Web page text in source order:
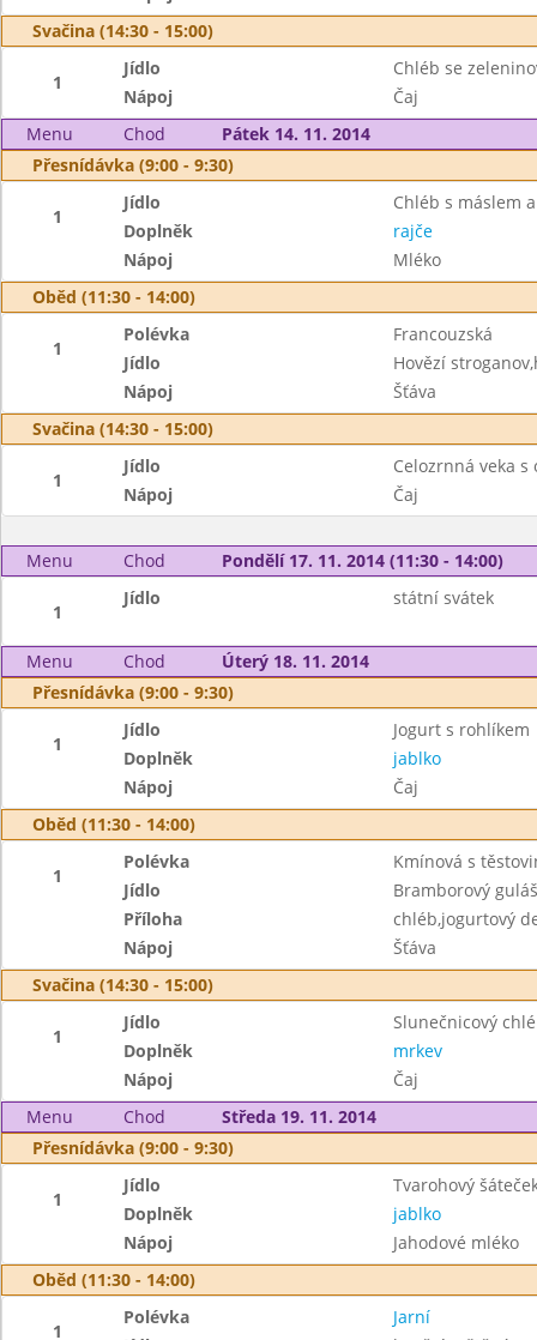
Svačina (14:30 - 15:00)
1
Jídlo
Chléb se
Nápoj
Čaj
Menu
Chod
Pátek 14. 11. 2014
Přesnídávka (9:00 - 9:30)
1
Jídlo
Chléb s máslem
Doplněk
rajče
Nápoj
Mléko
Oběd (11:30 - 14:00)
1
Polévka
Francouzská
Jídlo
Hovězí
Nápoj
Šťáva
Svačina (14:30 - 15:00)
1
Jídlo
Celozrnná veka
Nápoj
Čaj
Menu Chod Pondělí 17. 11. 2014 (11:30 - 14:00)
1
Jídlo státní svátek
Menu Chod
Úterý 18. 11. 2014
Přesnídávka (9:00 - 9:30)
1
Jídlo
Jogurt s rohlíkem
Doplněk
jablko
Nápoj
Čaj
Oběd (11:30 - 14:00)
1
Polévka
Kmínová s
Jídlo
Bramborový
Příloha
chléb,jogurtový
Nápoj
Šťáva
Svačina (14:30 - 15:00)
1
Jídlo
Slunečnicový
Doplněk
mrkev
Nápoj
Čaj
Menu
Chod
Středa 19. 11. 2014
Přesnídávka (9:00 - 9:30)
1
Jídlo
Tvarohový
Doplněk
jablko
Nápoj
Jahodové mléko
Oběd (11:30 - 14:00)
1
Polévka
Jarní